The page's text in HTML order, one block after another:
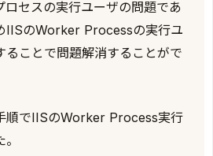
ロセスの実行ユーザの問題であ
IISのWorker Processの実行ユ
ることで問題解消することがで
順でIISのWorker Process実行